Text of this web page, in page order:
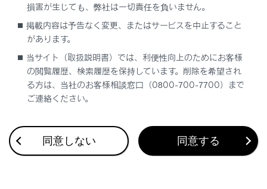
合わせて見られているページ
ステアリングスイッチで操作する
ワンタッチダイヤルを登録する
ハンズフリー電話についての留意事項
損害が生じても、弊社は一切責任を負いません。
掲載内容は予告なく変更、またはサービスを中止すること
があります。
当サイト（取扱説明書）では、利便性向上のためにお客様
の閲覧履歴、検索履歴を保持しています。削除を希望され
る方は、当社のお客様相談窓口（0800-700-7700）まで
ご連絡ください。
同意しない 同意する